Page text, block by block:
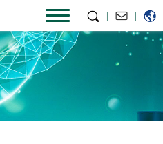
|
|